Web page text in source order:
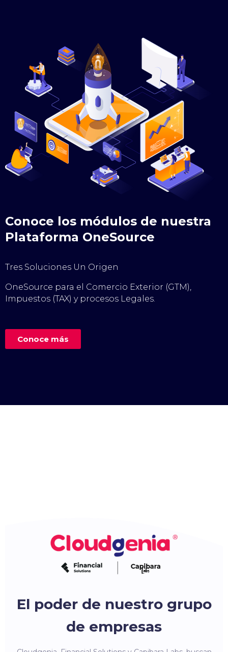
Conoce los módulos de nuestra
Plataforma OneSource
Tres Soluciones Un Origen
OneSource para el Comercio Exterior (GTM),
Impuestos (TAX) y procesos Legales.
Conoce más
El poder de nuestro grupo
de empresas